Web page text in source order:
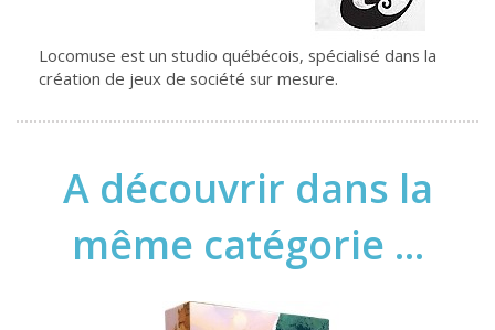
Locomuse est un studio québécois, spécialisé dans la
création de jeux de société sur mesure.
A découvrir dans la
même catégorie ...